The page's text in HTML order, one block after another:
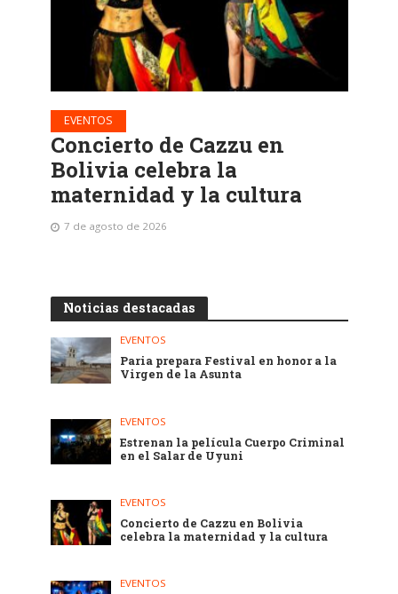
EVENTOS
Concierto de Cazzu en
Bolivia celebra la
maternidad y la cultura
7 de agosto de 2026
Noticias destacadas
EVENTOS
Paria prepara Festival en honor a la
Virgen de la Asunta
EVENTOS
Estrenan la película Cuerpo Criminal
en el Salar de Uyuni
EVENTOS
Concierto de Cazzu en Bolivia
celebra la maternidad y la cultura
EVENTOS